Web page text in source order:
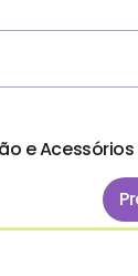
e Acessórios